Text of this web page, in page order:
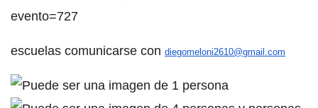
evento=727
escuelas comunicarse con diegomeloni2610@gmail.com